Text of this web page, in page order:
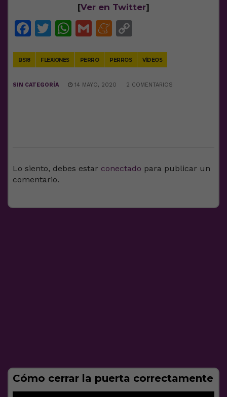
[Ver en Twitter]
Facebook
Twitter
WhatsApp
GmailMeneame
BS18 FLEXIONES PERRO PERROS VÍDEOS
SIN CATEGORÍA 14 MAYO, 2020 2 COMENTARIOS
Lo siento, debes estar conectado para publicar un
comentario.
Cómo cerrar la puerta correctamente